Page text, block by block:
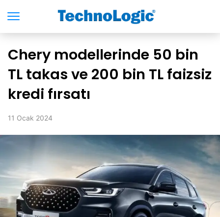
Chery modellerinde 50 bin
TL takas ve 200 bin TL faizsiz
kredi fırsatı
11 Ocak 2024